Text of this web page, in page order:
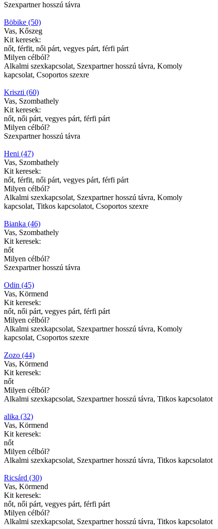
Szexpartner hosszú távra
Böbike (50)
Vas, Kőszeg
Kit keresek:
nőt, férfit, női párt, vegyes párt, férfi párt
Milyen célból?
Alkalmi szexkapcsolat, Szexpartner hosszú távra, Komoly
kapcsolat, Csoportos szexre
Kriszti (60)
Vas, Szombathely
Kit keresek:
nőt, női párt, vegyes párt, férfi párt
Milyen célból?
Szexpartner hosszú távra
Heni (47)
Vas, Szombathely
Kit keresek:
nőt, férfit, női párt, vegyes párt, férfi párt
Milyen célból?
Alkalmi szexkapcsolat, Szexpartner hosszú távra, Komoly
kapcsolat, Titkos kapcsolatot, Csoportos szexre
Bianka (46)
Vas, Szombathely
Kit keresek:
nőt
Milyen célból?
Szexpartner hosszú távra
Odin (45)
Vas, Körmend
Kit keresek:
nőt, női párt, vegyes párt, férfi párt
Milyen célból?
Alkalmi szexkapcsolat, Szexpartner hosszú távra, Komoly
kapcsolat, Csoportos szexre
Zozo (44)
Vas, Körmend
Kit keresek:
nőt
Milyen célból?
Alkalmi szexkapcsolat, Szexpartner hosszú távra, Titkos kapcsolatot
alika (32)
Vas, Körmend
Kit keresek:
nőt
Milyen célból?
Alkalmi szexkapcsolat, Szexpartner hosszú távra, Titkos kapcsolatot
Ricsárd (30)
Vas, Körmend
Kit keresek:
nőt, női párt, vegyes párt, férfi párt
Milyen célból?
Alkalmi szexkapcsolat, Szexpartner hosszú távra, Titkos kapcsolatot